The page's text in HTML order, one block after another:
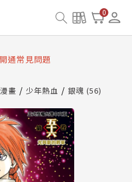
0
墨系統維護中，本站同步暫
讀資產合併與書櫃開通申請
通常見問題
墨系統維護中，本站同步暫
漫畫 少年熱血 銀魂 (56)